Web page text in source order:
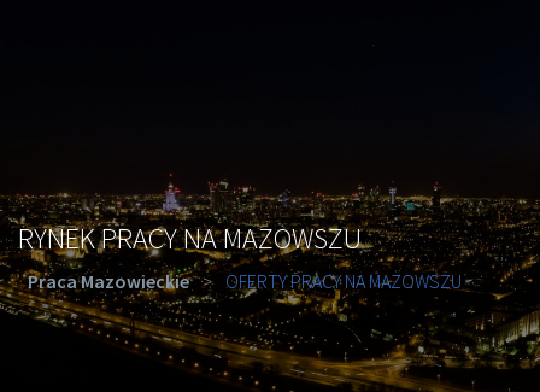
RYNEK PRACY NA MAZOWSZU
Praca Mazowieckie > OFERTY PRACY NA MAZOWSZU